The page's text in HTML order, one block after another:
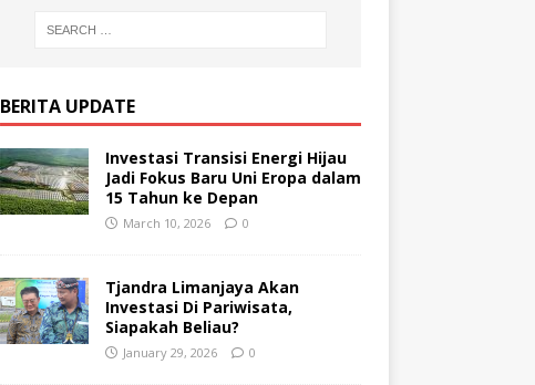
BERITA UPDATE
Investasi Transisi Energi Hijau
Jadi Fokus Baru Uni Eropa dalam
15 Tahun ke Depan
March 10, 2026 0
Tjandra Limanjaya Akan
Investasi Di Pariwisata,
Siapakah Beliau?
January 29, 2026 0